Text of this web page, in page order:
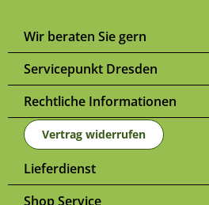
Wir beraten Sie gern
Servicepunkt Dresden
Rechtliche Informationen
Vertrag widerrufen
Lieferdienst
Shop Service